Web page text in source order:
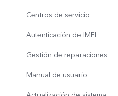
Centros de servicio
Autenticación de IMEI
Gestión de reparaciones
Manual de usuario